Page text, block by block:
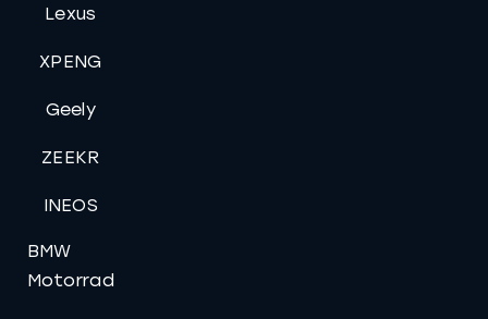
Lexus
XPENG
Geely
ZEEKR
INEOS
BMW
Motorrad